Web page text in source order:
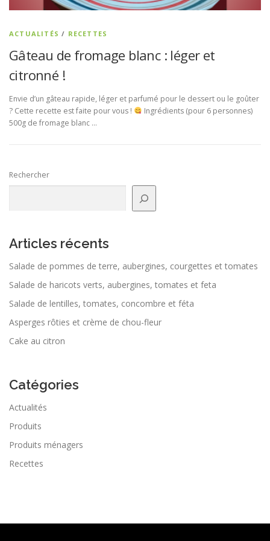
ACTUALITÉS / RECETTES
Gâteau de fromage blanc : léger et
citronné !
Envie d’un gâteau rapide, léger et parfumé pour le dessert ou le goûter
? Cette recette est faite pour vous !
Ingrédients (pour 6 personnes)
500g de fromage blanc …
Rechercher
Articles récents
Salade de pommes de terre, aubergines, courgettes et tomates
Salade de haricots verts, aubergines, tomates et feta
Salade de lentilles, tomates, concombre et féta
Asperges rôties et crème de chou-fleur
Cake au citron
Catégories
Actualités
Produits
Produits ménagers
Recettes